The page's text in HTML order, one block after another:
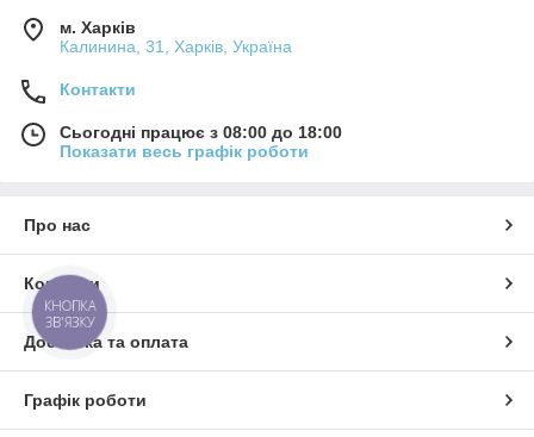
м. Харків
Калинина, 31, Харків, Україна
Контакти
Сьогодні працює з 08:00 до 18:00
Показати весь графік роботи
Про нас
Контакти
Доставка та оплата
Графік роботи
КНОПКА
ЗВ'ЯЗКУ